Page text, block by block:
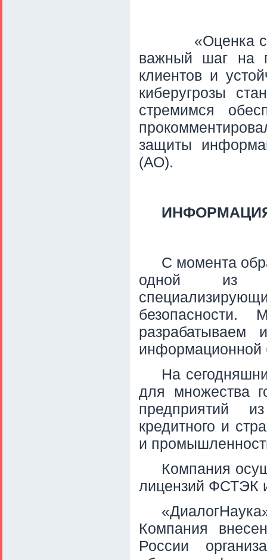
«Оценка
важный шаг на
клиентов и
киберугрозы
стремимся
защиты
(АО).
С момента
одной из
безопасности.
разрабатываем
информационной
На
для множества
предприятий из
кредитного и
и
Компания
лицензий ФСТЭК
Компания
России